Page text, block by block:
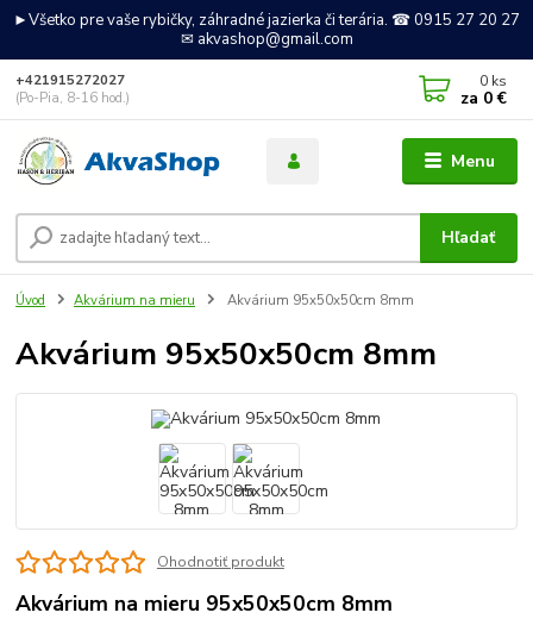
►Všetko pre vaše rybičky, záhradné jazierka či terária. ☎ 0915 27 20 27
✉ akvashop@gmail.com
Menu
Hľadať
+421915272027
(Po-Pia, 8-16 hod.)
0 ks
za 0 €
Úvod Akvárium na mieru Akvárium 95x50x50cm 8mm
Akvárium 95x50x50cm 8mm
Ohodnotiť produkt
Akvárium na mieru 95x50x50cm 8mm